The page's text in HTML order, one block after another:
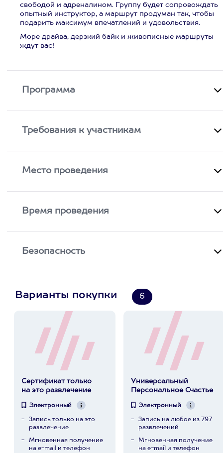
свободой и адреналином. Группу будет сопровождать
опытный инструктор, а маршрут продуман так, чтобы
подарить максимум впечатлений и удовольствия.
Море драйва, дерзкий байк и живописные маршруты
ждут вас!
Программа
Требования к участникам
Место проведения
Время проведения
Безопасность
Варианты покупки 6
Сертификат только
на это развлечение
Электронный
Запись только на это
развлечение
Мгновенная получение
на e-mail и телефон
Универсальный
Персональное Счастье
Электронный
Запись на любое из 797
развлечений
Мгновенная получение
на e-mail и телефон